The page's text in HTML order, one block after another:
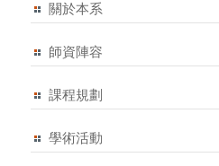
關於本系
師資陣容
課程規劃
學術活動